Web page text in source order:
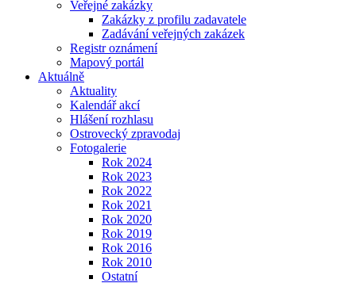
Veřejné zakázky
Zakázky z profilu zadavatele
Zadávání veřejných zakázek
Registr oznámení
Mapový portál
Aktuálně
Aktuality
Kalendář akcí
Hlášení rozhlasu
Ostrovecký zpravodaj
Fotogalerie
Rok 2024
Rok 2023
Rok 2022
Rok 2021
Rok 2020
Rok 2019
Rok 2016
Rok 2010
Ostatní